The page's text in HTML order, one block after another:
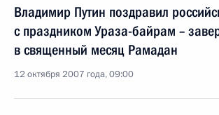
Владимир Путин поздравил
с праздником Ураза-байрам –
в священный месяц Рамадан
12 октября 2007 года, 09:00